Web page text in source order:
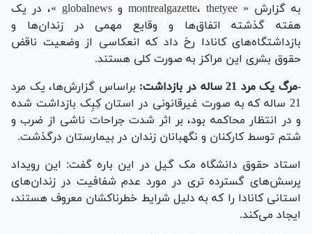
به گزارش «
montrealgazette، thetyee و globalnews »، در یک
هفته گذشته اتفاق‌ها و وقایع مهمی در زندان‌ها و
بازداشتگاه‌های کانادا رخ داد که انعکاسی از وضعیت ناقض
حقوق بشری این مراکز به صورت کلی هستند.
-مرگ یک مرد 21 ساله در بازداشت:
براساس گزارش‌ها، یک مرد
21 ساله که به صورت غیرقانونی در استان کِبِک بازداشت شده
و در انتظار محاکمه بود، بر اثر شدت جراحات ناشی از ضرب و
شتم توسط کارکنان و نگهبانان زندان در بیمارستان درگذشت.
استاد حقوق دانشگاه مک گیل در این باره گفت: این رویداد
پرسش‌های گسترده تری در مورد عدم شفافیت در زندان‌های
استانی کانادا را که به دلیل شرایط خطرناکشان معروف هستند،
ایجاد می‌کند.